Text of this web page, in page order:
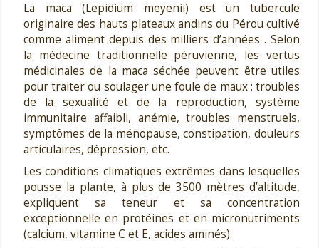
La maca (Lepidium meyenii) est un tubercule
originaire des hauts plateaux andins du Pérou cultivé
comme aliment depuis des milliers d’années . Selon
la médecine traditionnelle péruvienne, les vertus
médicinales de la maca séchée peuvent être utiles
pour traiter ou soulager une foule de maux : troubles
de la sexualité et de la reproduction, système
immunitaire affaibli, anémie, troubles menstruels,
symptômes de la ménopause, constipation, douleurs
articulaires, dépression, etc.
Les conditions climatiques extrêmes dans lesquelles
pousse la plante, à plus de 3500 mètres d’altitude,
expliquent sa teneur et sa concentration
exceptionnelle en protéines et en micronutriments
(calcium, vitamine C et E, acides aminés).